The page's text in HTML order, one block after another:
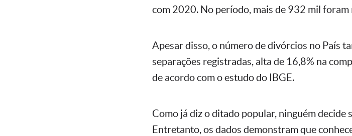
com 2020. No período, mais de 932 mil foram
Apesar disso, o número de divórcios no País
separações registradas, alta de 16,8% na
de acordo com o estudo do IBGE.
Como já diz o ditado popular, ninguém decide
Entretanto, os dados demonstram que